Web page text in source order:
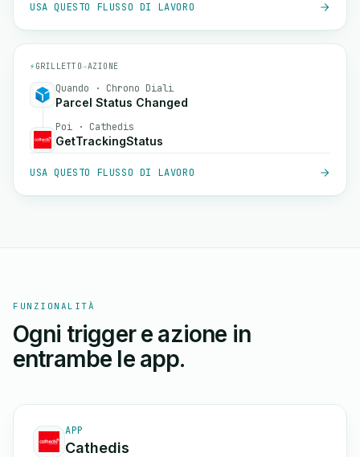
USA QUESTO FLUSSO DI LAVORO
⚡ GRILLETTO→AZIONE
Quando · Chrono Diali
Parcel Status Changed
Poi · Cathedis
GetTrackingStatus
USA QUESTO FLUSSO DI LAVORO
FUNZIONALITÀ
Ogni trigger e azione in
entrambe le app.
APP
Cathedis